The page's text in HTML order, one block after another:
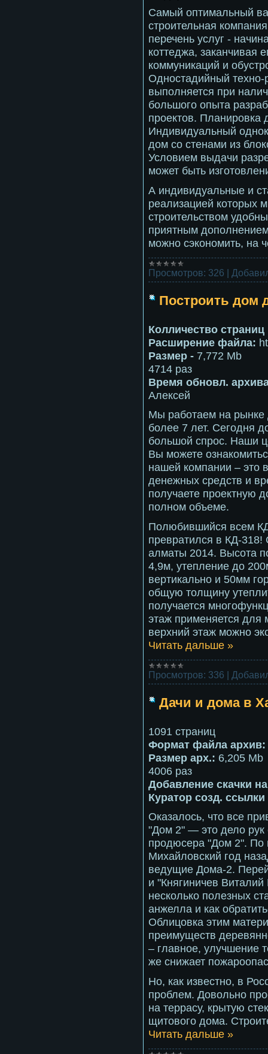
Самый оптимальный
строительная
перечень услуг -
коттеджа, заканчивая
коммуникаций и
Одностадийный
выполняется при
большого опыта
проектов. Планировка
Индивидуальный
дом со стенами из
Условием выдачи
может быть
А индивидуальные и
реализацией которых
строительством
приятным
можно сэкономить, на
Просмотров: 326 |
Построить дом
Колличество
Расширение файла:
Размер - 7,772 Mb
4714 раз
Время обновл.
Алексей
Мы работаем на рынке
более 7 лет. Сегодня
большой спрос. Наши
Вы можете
нашей компании – это
денежных средств и
получаете проектную
полном объеме.
Полюбившийся всем
превратился в КД-318!
алматы 2014. Высота
4,9м, утепление до
вертикально и 50мм
общую толщину
получается
этаж применяется
верхний этаж можно
Читать дальше »
Просмотров: 336 |
Дачи и дома в
1091 страниц
Формат файла архив:
Размер арх.: 6,205 Mb
4006 раз
Добавление скачки
Куратор созд.
Оказалось, что все
"Дом 2" — это дело рук
продюсера "Дом 2".
Михайловский год
ведущие Дома-2.
и "Княгиничев
несколько полезных
анжелла и как
Облицовка этим
преимуществ
– главное, улучшение
же снижает
Но, как известно, в
проблем. Довольно
на террасу, крытую
щитового дома.
Читать дальше »